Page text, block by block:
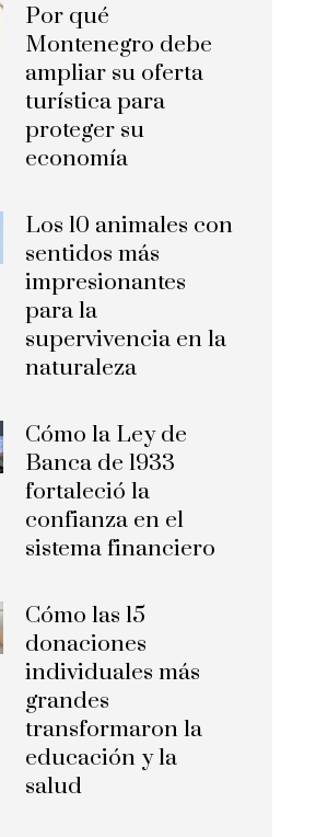
Por qué
Montenegro debe
ampliar su oferta
turística para
proteger su
economía
Los 10 animales con
sentidos más
impresionantes
para la
supervivencia en la
naturaleza
Cómo la Ley de
Banca de 1933
fortaleció la
confianza en el
sistema financiero
Cómo las 15
donaciones
individuales más
grandes
transformaron la
educación y la
salud